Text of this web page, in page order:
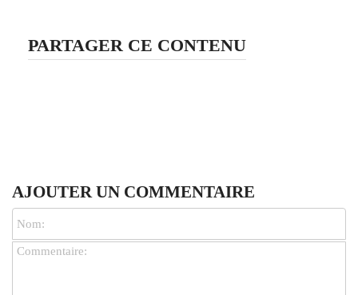
PARTAGER CE CONTENU
AJOUTER UN COMMENTAIRE